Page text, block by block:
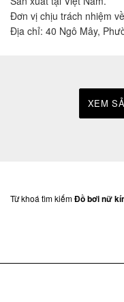
Đơn vị chịu trách nhiệm
Địa chỉ: 40 Ngô Mây,
XEM
Từ khoá tìm kiếmĐồ bơi nữ